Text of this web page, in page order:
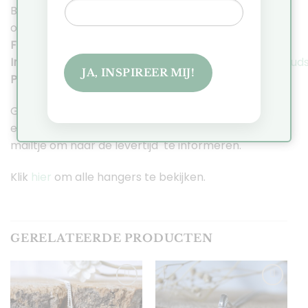
Blijf in contact met Cobaja op Social Media zodat je
op hoogte blijft van al het nieuws!
Facebook:
Instagram:https://www.instagram.com/
Pinterest
:https://nl.pinterest.com/JennyCobaja/
Gaat het om een cadeau of heb je het sieraad voor
een bepaalde datum nodig? Stuur dan even een
mailtje om naar de levertijd te informeren.
Klik hier om alle hangers te bekijken.
GERELATEERDE PRODUCTEN
JA, INSPIREER MIJ!